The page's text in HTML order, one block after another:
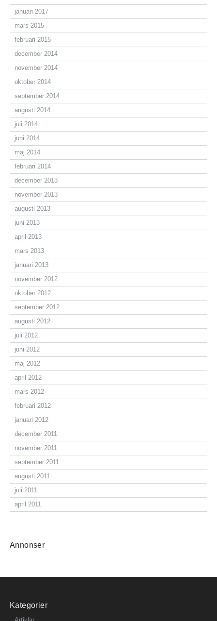
januari 2017
mars 2015
februari 2015
december 2014
november 2014
oktober 2014
september 2014
augusti 2014
juli 2014
juni 2014
maj 2014
februari 2014
december 2013
november 2013
augusti 2013
juni 2013
april 2013
mars 2013
januari 2013
november 2012
oktober 2012
september 2012
augusti 2012
juli 2012
juni 2012
maj 2012
april 2012
mars 2012
februari 2012
januari 2012
december 2011
november 2011
september 2011
augusti 2011
juli 2011
april 2011
Annonser
Kategorier
Artiklar